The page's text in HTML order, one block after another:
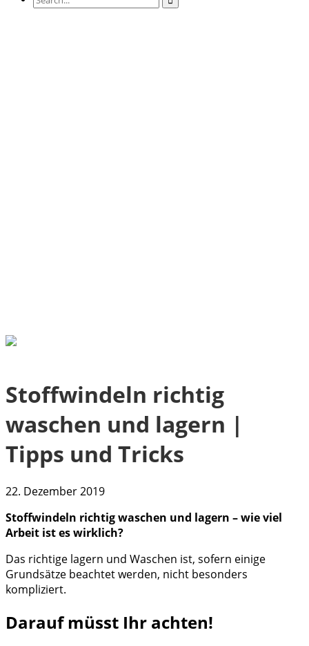
Stoffwindeln richtig
waschen und lagern |
Tipps und Tricks
22. Dezember 2019
Stoffwindeln richtig waschen und lagern – wie viel
Arbeit ist es wirklich?
Das richtige lagern und Waschen ist, sofern einige
Grundsätze beachtet werden, nicht besonders
kompliziert.
Darauf müsst Ihr achten!